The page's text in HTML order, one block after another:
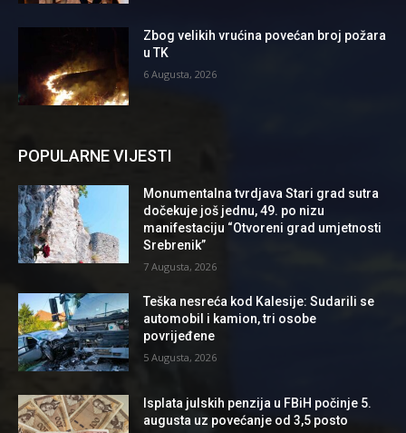
Zbog velikih vrućina povećan broj požara
u TK
6 Augusta, 2026
POPULARNE VIJESTI
Monumentalna tvrdjava Stari grad sutra
dočekuje još jednu, 49. po nizu
manifestaciju “Otvoreni grad umjetnosti
Srebrenik”
7 Augusta, 2026
Teška nesreća kod Kalesije: Sudarili se
automobil i kamion, tri osobe
povrijeđene
5 Augusta, 2026
Isplata julskih penzija u FBiH počinje 5.
augusta uz povećanje od 3,5 posto